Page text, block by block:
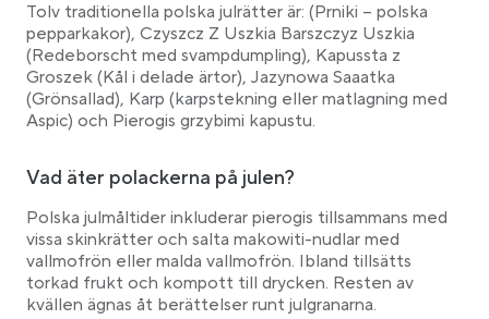
Tolv traditionella polska julrätter är: (Prniki – polska
pepparkakor), Czyszcz Z Uszkia Barszczyz Uszkia
(Redeborscht med svampdumpling), Kapussta z
Groszek (Kål i delade ärtor), Jazynowa Saaatka
(Grönsallad), Karp (karpstekning eller matlagning med
Aspic) och Pierogis grzybimi kapustu.
Vad äter polackerna på julen?
Polska julmåltider inkluderar pierogis tillsammans med
vissa skinkrätter och salta makowiti-nudlar med
vallmofrön eller malda vallmofrön. Ibland tillsätts
torkad frukt och kompott till drycken. Resten av
kvällen ägnas åt berättelser runt julgranarna.